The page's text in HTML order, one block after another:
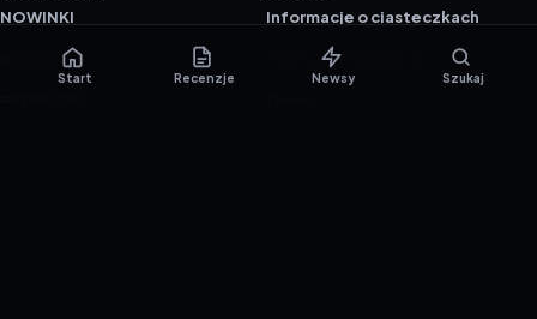
NOWINKI
PORADNIKI
Informacje o ciasteczkach
Polityka prywatności
Start Recenzje Newsy Szukaj